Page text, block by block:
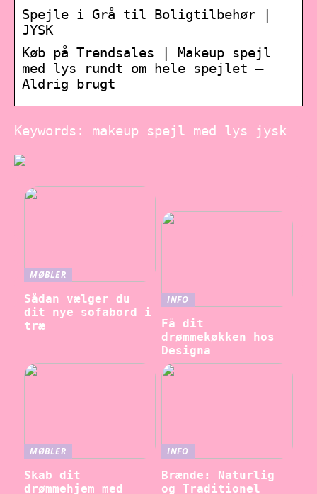
Spejle i Grå til Boligtilbehør |
JYSK
Køb på Trendsales | Makeup spejl
med lys rundt om hele spejlet –
Aldrig brugt
Keywords: makeup spejl med lys jysk
MØBLER
Sådan vælger du
dit nye sofabord i
træ
INFO
Få dit
drømmekøkken hos
Designa
MØBLER
Skab dit
drømmehjem med
INFO
Brænde: Naturlig
og Traditionel